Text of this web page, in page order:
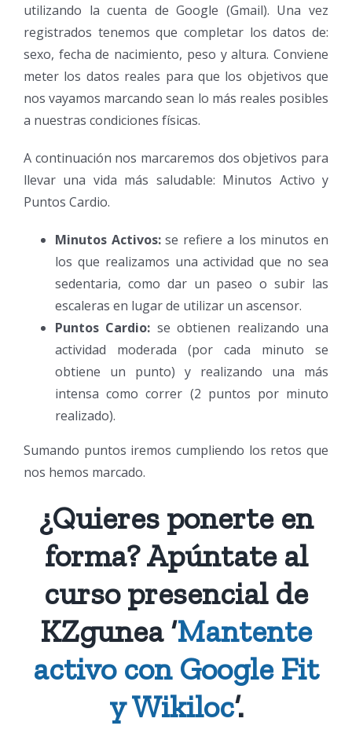
utilizando la cuenta de Google (Gmail). Una vez
registrados tenemos que completar los datos de:
sexo, fecha de nacimiento, peso y altura. Conviene
meter los datos reales para que los objetivos que
nos vayamos marcando sean lo más reales posibles
a nuestras condiciones físicas.
A continuación nos marcaremos dos objetivos para
llevar una vida más saludable: Minutos Activo y
Puntos Cardio.
Minutos Activos:se refiere a los minutos en
los que realizamos una actividad que no sea
sedentaria, como dar un paseo o subir las
escaleras en lugar de utilizar un ascensor.
Puntos Cardio: se obtienen realizando una
actividad moderada (por cada minuto se
obtiene un punto) y realizando una más
intensa como correr (2 puntos por minuto
realizado).
Sumando puntos iremos cumpliendo los retos que
nos hemos marcado.
¿Quieres ponerte en
forma? Apúntate al
curso presencial de
KZgunea ‘Mantente
activo con Google Fit
y Wikiloc’.